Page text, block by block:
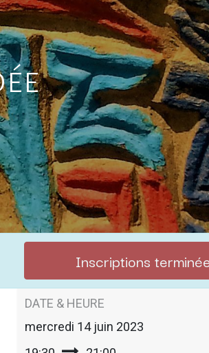
Inscriptions
DATE & HEURE
mercredi 14 juin 2023